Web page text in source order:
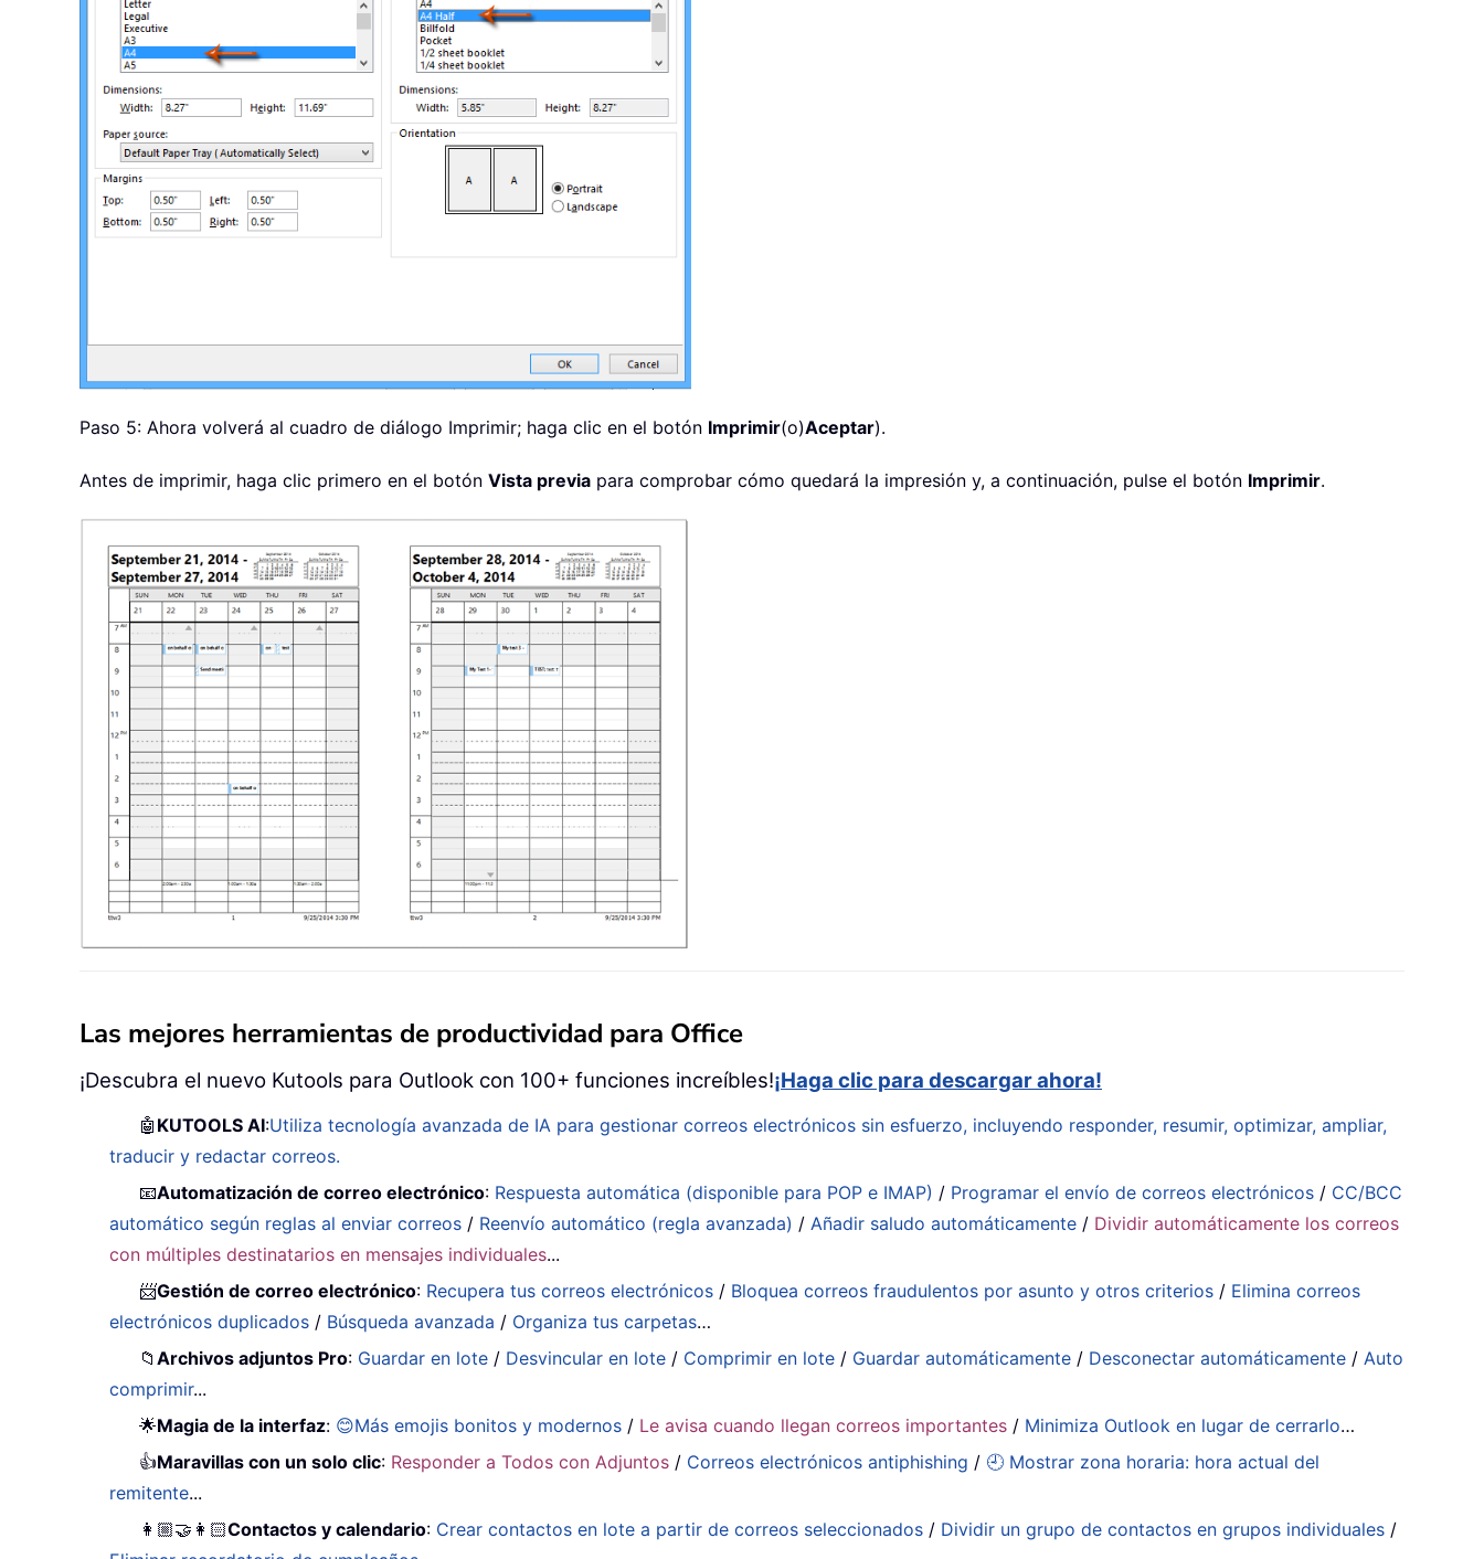
Paso 5: Ahora volverá al cuadro de diálogo Imprimir; haga clic en el botón Imprimir(o)Aceptar).
Antes de imprimir, haga clic primero en el botón Vista previa para comprobar cómo quedará la impresión y, a continuación, pulse el botón Imprimir.
Las mejores herramientas de productividad para Office
¡Descubra el nuevo Kutools para Outlook con 100+ funciones increíbles!¡Haga clic para descargar ahora!
🤖 KUTOOLS AI:Utiliza tecnología avanzada de IA para gestionar correos electrónicos sin esfuerzo, incluyendo responder, resumir, optimizar, ampliar,
traducir y redactar correos.
📧Automatización de correo electrónico: Respuesta automática (disponible para POP e IMAP) / Programar el envío de correos electrónicos / CC/BCC
automático según reglas al enviar correos / Reenvío automático (regla avanzada) / Añadir saludo automáticamente / Dividir automáticamente los correos
con múltiples destinatarios en mensajes individuales...
📨Gestión de correo electrónico: Recupera tus correos electrónicos / Bloquea correos fraudulentos por asunto y otros criterios / Elimina correos
electrónicos duplicados / Búsqueda avanzada / Organiza tus carpetas…
📁Archivos adjuntos Pro: Guardar en lote / Desvincular en lote / Comprimir en lote / Guardar automáticamente / Desconectar automáticamente / Auto
comprimir...
🌟Magia de la interfaz: 😊Más emojis bonitos y modernos / Le avisa cuando llegan correos importantes / Minimiza Outlook en lugar de cerrarlo…
👍Maravillas con un solo clic: Responder a Todos con Adjuntos / Correos electrónicos antiphishing / 🕘 Mostrar zona horaria: hora actual del
remitente...
👩🏼‍🤝‍👩🏻Contactos y calendario: Crear contactos en lote a partir de correos seleccionados / Dividir un grupo de contactos en grupos individuales /